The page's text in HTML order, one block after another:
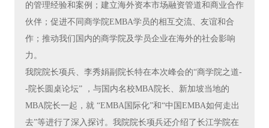
的管理经验和案例；建立海外资本市场融资管道和商业合作
伙伴；促进不同商学院EMBA学员的相互交流、友谊和合
作；推动我们国内的商学院及学员企业在海外的社会影响
力。
我院院长项兵、李秀娟副院长特在本次峰会的“商学院之道-
-院长圆桌论坛” ，与国内名校MBA院长、新加坡当地的
MBA院长一起，就 “EMBA国际化”和“中国EMBA如何走出
去”等进行了深入探讨。我院院长项兵还介绍了长江学院在